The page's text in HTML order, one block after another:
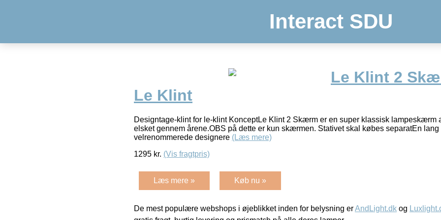
Interact SDU
Le Klint 2
Le Klint
Designtage-klint for le-klint KonceptLe Klint 2 Skærm er en super klassisk lampeskærm
elsket gennem årene.OBS på dette er kun skærmen. Stativet skal købes separatEn
velrenommerede designere (Læs mere)
1295 kr. (Vis fragtpris)
Læs mere » Køb nu »
De mest populære webshops i øjeblikket inden for belysning erAndLight.dk og